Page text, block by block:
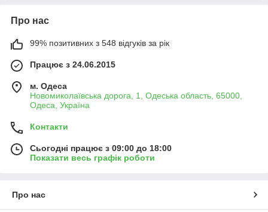
Про нас
99% позитивних з 548 відгуків за рік
Працює з 24.06.2015
м. Одеса
Новомиколаївська дорога, 1, Одеська область, 65000,
Одеса, Україна
Контакти
Сьогодні працює з 09:00 до 18:00
Показати весь графік роботи
Про нас